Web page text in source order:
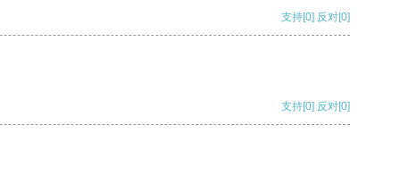
支持[0] 反对[0]
支持[0] 反对[0]